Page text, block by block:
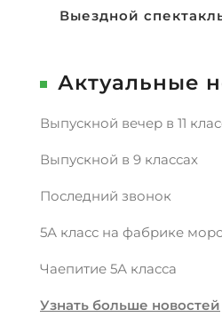
записям
Выездной
Актуальные
Выпускной вечер в 11
Выпускной в 9 классах
Последний звонок
5А класс на фабрике
Чаепитие 5А класса
Узнать больше новостей